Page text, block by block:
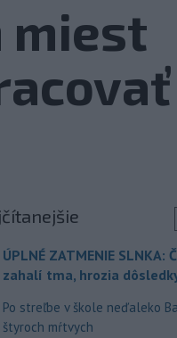
miest
ÚPLNÉ ZATMENIE SLNKA:
zahalí tma, hrozia
Po streľbe v škole neďaleko
štyroch mŕtvych